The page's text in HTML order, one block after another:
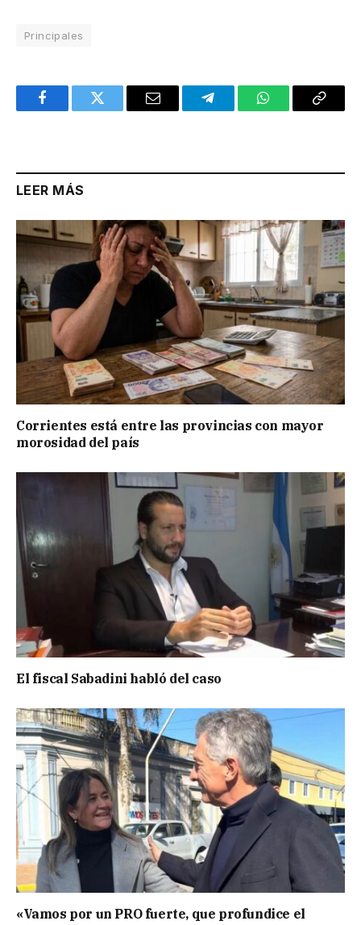
Principales
FacebookTwitter Email TelegramWhatsAppCopy
LEER MÁS
Corrientes está entre las provincias con mayor
morosidad del país
El fiscal Sabadini habló del caso
«Vamos por un PRO fuerte, que profundice el